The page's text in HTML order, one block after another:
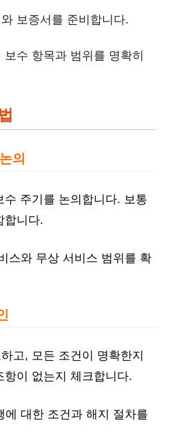
보증서를 준비합니다.
수 항목과 범위를 명확히
의
수 주기를 논의합니다. 보통
합니다.
스와 무상 서비스 범위를 확
고, 모든 조건이 명확한지
항이 없는지 체크합니다.
에 대한 조건과 해지 절차를